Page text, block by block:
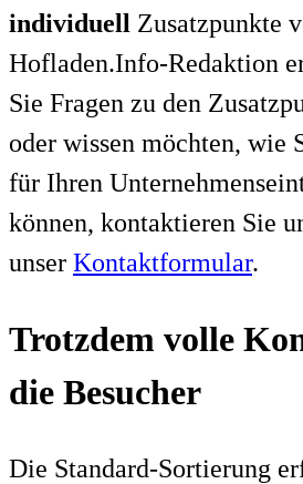
individuell Zusatzpunkte
Hofladen.Info-Redaktion
Sie Fragen zu den
oder wissen möchten, wie
für Ihren
können, kontaktieren Sie
unser Kontaktformular.
Trotzdem volle
die Besucher
Die Standard-Sortierung